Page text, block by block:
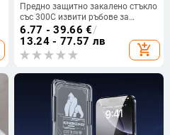
Предно защитно закалено стъкло
със 300C извити ръбове за
iPhone 16 Pro и 16 Pro Max, HD,
прахоустойчиво, антиотпечатък,
антишпионски
6.77 - 39.66 €/
13.24 - 77.57 лв
add_shopping_cart